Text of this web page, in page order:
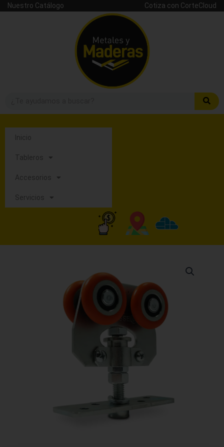
Nuestro Catálogo Cotiza con CorteCloud
Inicio
Tableros
Accesorios
Servicios